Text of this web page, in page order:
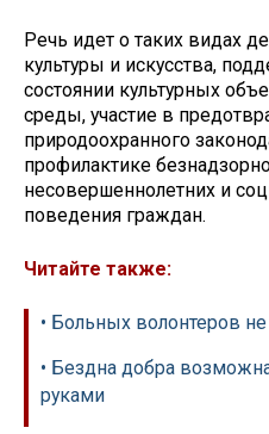
Речь идет о таких видах
культуры и искусства,
состоянии культурных
среды, участие в
природоохранного
профилактике
несовершеннолетних и
поведения граждан.
Читайте также:
• Больных волонтеров
• Бездна добра
руками